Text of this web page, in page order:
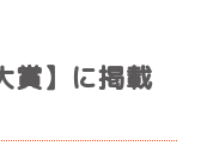
賞】に掲載